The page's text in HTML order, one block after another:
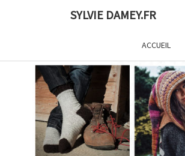
SYLVIE DAMEY.FR
ACCUEIL